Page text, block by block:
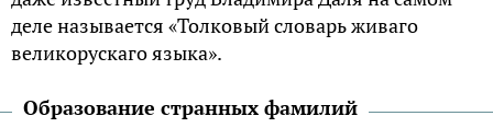
деле называется «Толковый словарь живаго
великорускаго языка».
Образование странных фамилий